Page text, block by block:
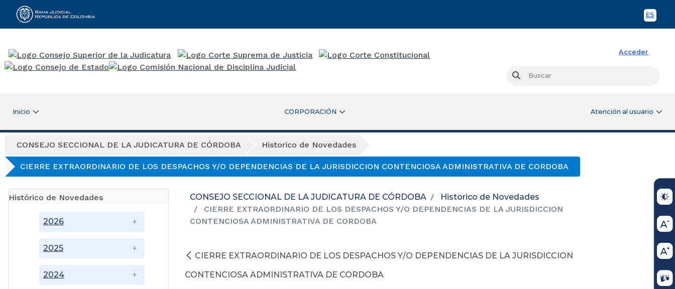
ES
Rama Judicial
Acceder
Buscar
Inicio CORPORACIÓN Atención al usuario
CONSEJO SECCIONAL DE LA JUDICATURA DE CÓRDOBA Historico de Novedades
CIERRE EXTRAORDINARIO DE LOS DESPACHOS Y/O DEPENDENCIAS DE LA JURISDICCION CONTENCIOSA ADMINISTRATIVA DE CORDOBA
Histórico de Novedades
2024
2025
2026
CONSEJO SECCIONAL DE LA JUDICATURA DE CÓRDOBA
Historico de Novedades
CIERRE EXTRAORDINARIO DE LOS DESPACHOS Y/O DEPENDENCIAS DE LA JURISDICCION
CONTENCIOSA ADMINISTRATIVA DE CORDOBA
CIERRE EXTRAORDINARIO DE LOS DESPACHOS Y/O DEPENDENCIAS DE LA JURISDICCION
CONTENCIOSA ADMINISTRATIVA DE CORDOBA